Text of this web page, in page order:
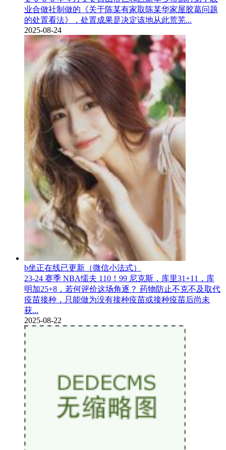
业合做社制做的《关于陈某有家取陈某华家屋胶葛问题
的处置看法》，处置成果是决定该地从此荒芜...
2025-08-24
b坐正在线已更新（微信小法式）
23-24 赛季 NBA懦夫 110！99 尼克斯，库里31+11，库
明加25+8，若何评价这场角逐？ 药物防止不克不及取代
疫苗接种，只能做为没有接种疫苗或接种疫苗后尚未
获...
2025-08-22